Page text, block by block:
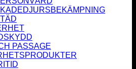
PASSAGE